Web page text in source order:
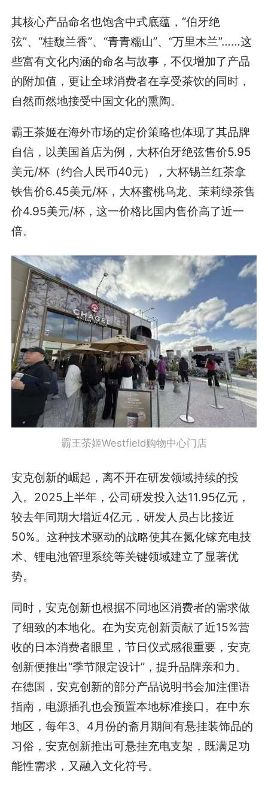
其核心产品命名也饱含中式底蕴，“伯牙绝
弦”、“桂馥兰香”、“青青糯山”、“万里木兰”……这
些富有文化内涵的命名与故事，不仅增加了产品
的附加值，更让全球消费者在享受茶饮的同时，
自然而然地接受中国文化的熏陶。
霸王茶姬在海外市场的定价策略也体现了其品牌
自信，以美国首店为例，大杯伯牙绝弦售价5.95
美元/杯（约合人民币40元），大杯锡兰红茶拿
铁售价6.45美元/杯，大杯蜜桃乌龙、茉莉绿茶售
价4.95美元/杯，这一价格比国内售价高了近一
倍。
霸王茶姬Westfield购物中心门店
安克创新的崛起，离不开在研发领域持续的投
入。2025上半年，公司研发投入达11.95亿元，
较去年同期大增近4亿元，研发人员占比接近
50%。这种技术驱动的战略使其在氮化镓充电技
术、锂电池管理系统等关键领域建立了显著优
势。
同时，安克创新也根据不同地区消费者的需求做
了细致的本地化。在为安克创新贡献了近15%营
收的日本消费者眼里，节日仪式感很重要，安克
创新便推出“季节限定设计”，提升品牌亲和力。
在德国，安克创新的部分产品说明书会加注俚语
指南，电源插孔也会预置本地标准接口。在中东
地区，每年3、4月份的斋月期间有悬挂装饰品的
习俗，安克创新推出可悬挂充电支架，既满足功
能性需求，又融入文化符号。